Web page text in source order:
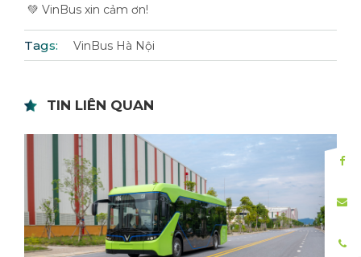
💚 VinBus xin cảm ơn!
Tags: VinBus Hà Nội
TIN LIÊN QUAN